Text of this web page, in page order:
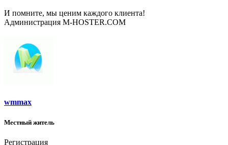
И помните, мы ценим каждого клиента!
Администрация M-HOSTER.COM
wmmax
Местный житель
Регистрация